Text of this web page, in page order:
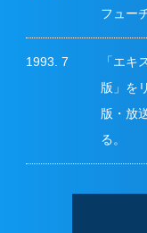
フュー
1993. 7
「エキ
版」を
版・放
る。